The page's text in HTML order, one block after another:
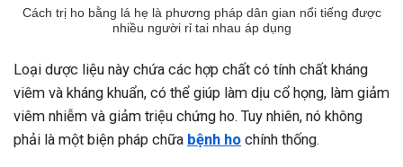
Cách trị ho bằng lá hẹ là phương pháp dân gian nổi tiếng được
nhiều người rỉ tai nhau áp dụng
Loại dược liệu này chứa các hợp chất có tính chất kháng
viêm và kháng khuẩn, có thể giúp làm dịu cổ họng, làm giảm
viêm nhiễm và giảm triệu chứng ho. Tuy nhiên, nó không
phải là một biện pháp chữa bệnh ho chính thống.